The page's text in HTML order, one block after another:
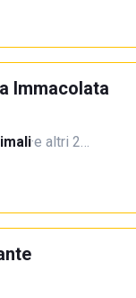
Immacolata
·e altri 2…